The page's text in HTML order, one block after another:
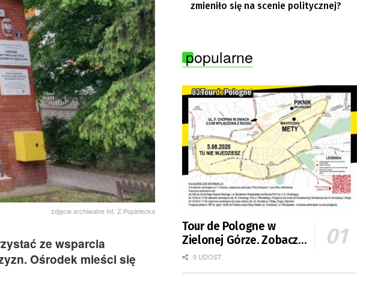
zdjęcie archiwalne fot: Z.Popielecka
ze wsparcia
Ośrodek mieści się
zmieniło się na scenie politycznej?
popularne
Tour de Pologne w
Zielonej Górze. Zobacz
zmiany w organizacji
0 UDOST.